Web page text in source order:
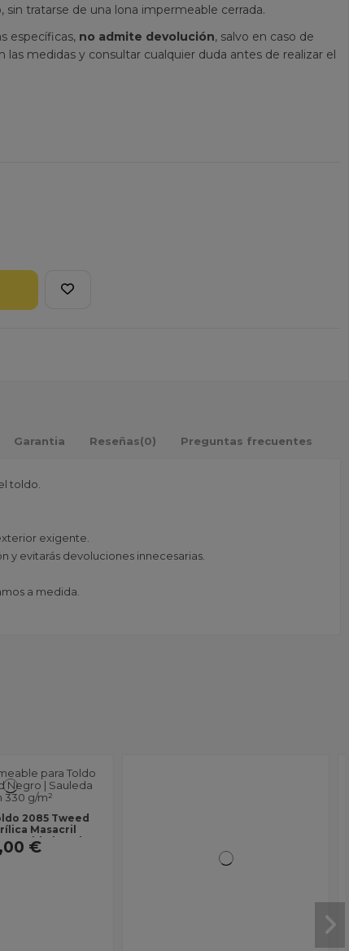
tratarse de una lona impermeable cerrada.
específicas, no admite devolución, salvo en caso de
medidas y consultar cualquier duda antes de realizar el
Garantia Reseñas(0) Preguntas frecuentes
toldo.
exigente.
y evitarás devoluciones innecesarias.
a medida.